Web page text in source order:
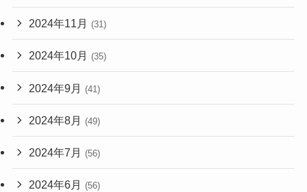
2024年11月 (31)
2024年10月 (35)
2024年9月 (41)
2024年8月 (49)
2024年7月 (56)
2024年6月 (56)